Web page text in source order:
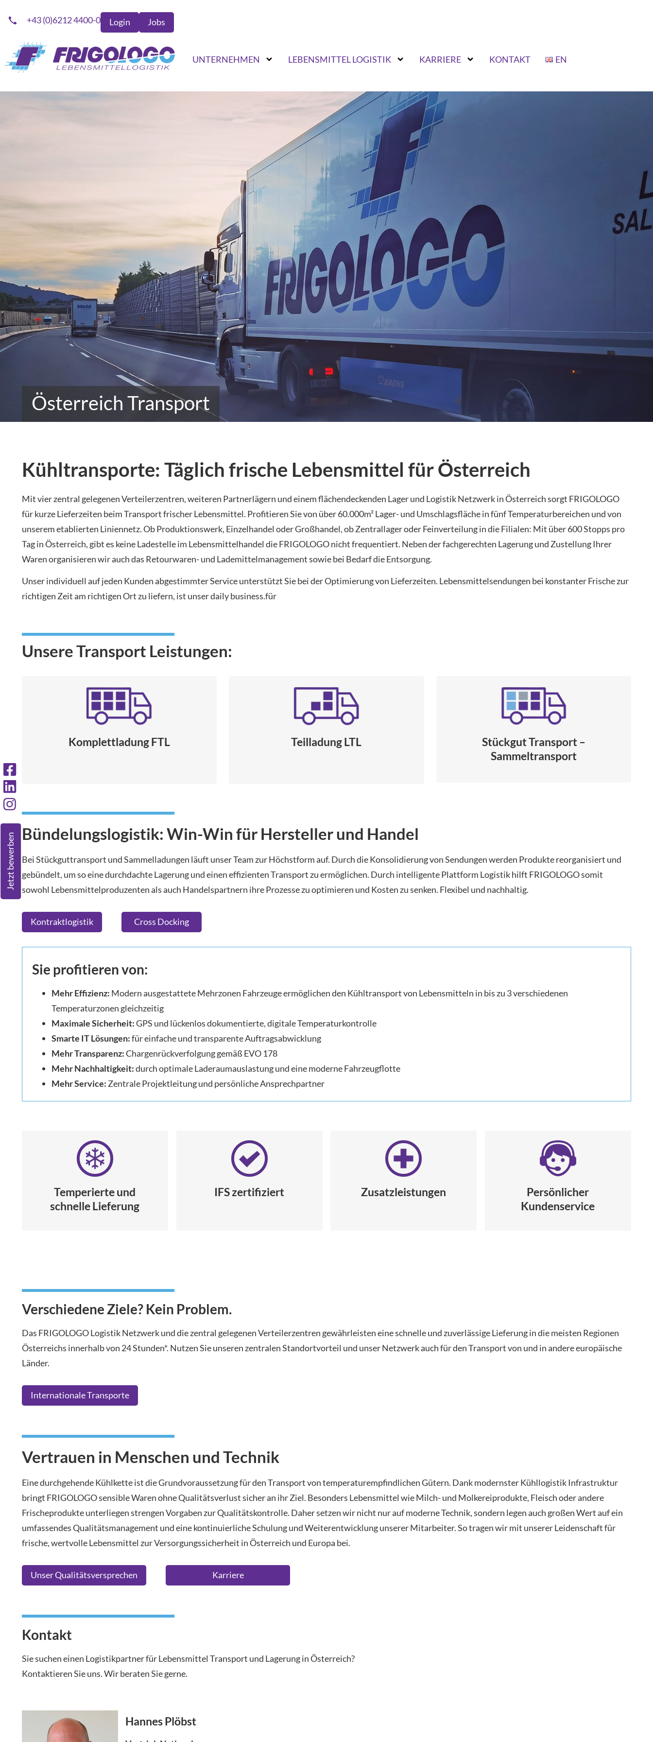
Jetzt bewerben
+43 (0)6212 4400-0 Login Jobs
UNTERNEHMEN LEBENSMITTEL LOGISTIK KARRIERE KONTAKT EN
Österreich Transport
Kühltransporte: Täglich frische Lebensmittel für Österreich
Mit vier zentral gelegenen Verteilerzentren, weiteren Partnerlägern und einem flächendeckenden Lager und Logistik Netzwerk in Österreich sorgt FRIGOLOGO
für kurze Lieferzeiten beim Transport frischer Lebensmittel. Profitieren Sie von über 60.000m² Lager- und Umschlagsfläche in fünf Temperaturbereichen und von
unserem etablierten Liniennetz. Ob Produktionswerk, Einzelhandel oder Großhandel, ob Zentrallager oder Feinverteilung in die Filialen: Mit über 600 Stopps pro
Tag in Österreich, gibt es keine Ladestelle im Lebensmittelhandel die FRIGOLOGO nicht frequentiert. Neben der fachgerechten Lagerung und Zustellung Ihrer
Waren organisieren wir auch das Retourwaren- und Lademittelmanagement sowie bei Bedarf die Entsorgung.
Unser individuell auf jeden Kunden abgestimmter Service unterstützt Sie bei der Optimierung von Lieferzeiten. Lebensmittelsendungen bei konstanter Frische zur
richtigen Zeit am richtigen Ort zu liefern, ist unser daily business.für
Unsere Transport Leistungen:
Komplettladung FTL Teilladung LTL
Stückgut Transport –
Sammeltransport
Bündelungslogistik: Win-Win für Hersteller und Handel
Bei Stückguttransport und Sammelladungen läuft unser Team zur Höchstform auf. Durch die Konsolidierung von Sendungen werden Produkte reorganisiert und
gebündelt, um so eine durchdachte Lagerung und einen effizienten Transport zu ermöglichen. Durch intelligente Plattform Logistik hilft FRIGOLOGO somit
sowohl Lebensmittelproduzenten als auch Handelspartnern ihre Prozesse zu optimieren und Kosten zu senken. Flexibel und nachhaltig.
Kontraktlogistik Cross Docking
Sie profitieren von:
Mehr Effizienz: Modern ausgestattete Mehrzonen Fahrzeuge ermöglichen den Kühltransport von Lebensmitteln in bis zu 3 verschiedenen
Temperaturzonen gleichzeitig
Maximale Sicherheit:GPS und lückenlos dokumentierte, digitale Temperaturkontrolle
Smarte IT Lösungen:für einfache und transparente Auftragsabwicklung
Mehr Transparenz:Chargenrückverfolgung gemäß EVO 178
Mehr Nachhaltigkeit:durch optimale Laderaumauslastung und eine moderne Fahrzeugflotte
Mehr Service: Zentrale Projektleitung und persönliche Ansprechpartner
Temperierte und
schnelle Lieferung
IFS zertifiziert Zusatzleistungen
Persönlicher
Kundenservice
Verschiedene Ziele? Kein Problem.
Das FRIGOLOGO Logistik Netzwerk und die zentral gelegenen Verteilerzentren gewährleisten eine schnelle und zuverlässige Lieferung in die meisten Regionen
Österreichs innerhalb von 24 Stunden*. Nutzen Sie unseren zentralen Standortvorteil und unser Netzwerk auch für den Transport von und in andere europäische
Länder.
Internationale Transporte
Vertrauen in Menschen und Technik
Eine durchgehende Kühlkette ist die Grundvoraussetzung für den Transport von temperaturempfindlichen Gütern. Dank modernster Kühllogistik Infrastruktur
bringt FRIGOLOGO sensible Waren ohne Qualitätsverlust sicher an ihr Ziel. Besonders Lebensmittel wie Milch- und Molkereiprodukte, Fleisch oder andere
Frischeprodukte unterliegen strengen Vorgaben zur Qualitätskontrolle. Daher setzen wir nicht nur auf moderne Technik, sondern legen auch großen Wert auf ein
umfassendes Qualitätsmanagement und eine kontinuierliche Schulung und Weiterentwicklung unserer Mitarbeiter. So tragen wir mit unserer Leidenschaft für
frische, wertvolle Lebensmittel zur Versorgungssicherheit in Österreich und Europa bei.
Unser Qualitätsversprechen Karriere
Kontakt
Sie suchen einen Logistikpartner für Lebensmittel Transport und Lagerung in Österreich?
Kontaktieren Sie uns. Wir beraten Sie gerne.
Hannes Plöbst